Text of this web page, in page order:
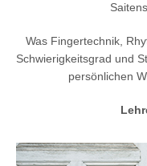
Was Fingertechnik,
Schwierigkeitsgrad und
persönlichen